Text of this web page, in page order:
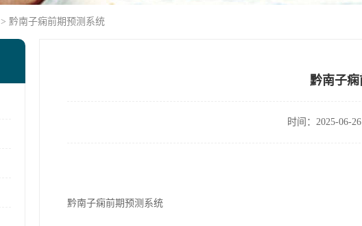
> 黔南子痫前期预测系统
黔南子
时间：2025-06-26
黔南子痫前期预测系统